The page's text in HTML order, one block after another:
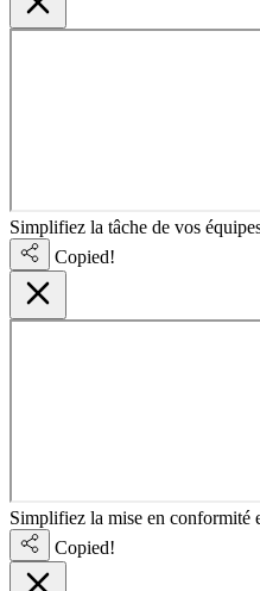
Simplifiez la tâche de vos
Copied!
Simplifiez la mise en conformité
Copied!